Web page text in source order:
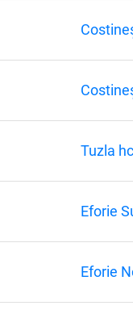
Tuzla hc
Eforie
Eforie